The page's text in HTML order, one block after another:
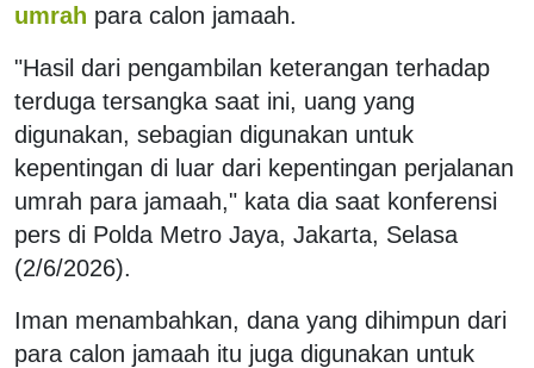
umrah para calon jamaah.
"Hasil dari pengambilan keterangan terhadap
terduga tersangka saat ini, uang yang
digunakan, sebagian digunakan untuk
kepentingan di luar dari kepentingan perjalanan
umrah para jamaah," kata dia saat konferensi
pers di Polda Metro Jaya, Jakarta, Selasa
(2/6/2026).
Iman menambahkan, dana yang dihimpun dari
para calon jamaah itu juga digunakan untuk